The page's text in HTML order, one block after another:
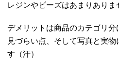
レジンやビーズはあまりありま
デメリットは商品のカテゴリ
見づらい点、そして写真と実
す（汗）